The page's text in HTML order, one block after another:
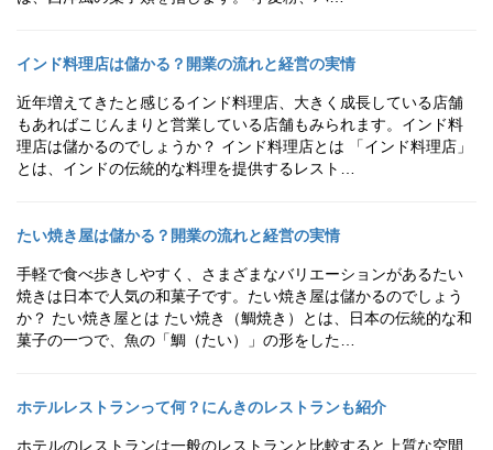
インド料理店は儲かる？開業の流れと経営の実情
近年増えてきたと感じるインド料理店、大きく成長している店舗
もあればこじんまりと営業している店舗もみられます。インド料
理店は儲かるのでしょうか？ インド料理店とは 「インド料理店」
とは、インドの伝統的な料理を提供するレスト…
たい焼き屋は儲かる？開業の流れと経営の実情
手軽で食べ歩きしやすく、さまざまなバリエーションがあるたい
焼きは日本で人気の和菓子です。たい焼き屋は儲かるのでしょう
か？ たい焼き屋とは たい焼き（鯛焼き）とは、日本の伝統的な和
菓子の一つで、魚の「鯛（たい）」の形をした…
ホテルレストランって何？にんきのレストランも紹介
ホテルのレストランは一般のレストランと比較すると上質な空間